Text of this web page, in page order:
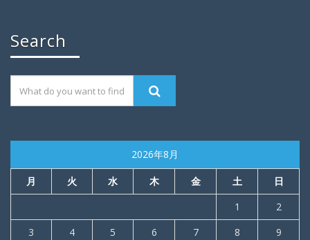
Search
2026年8月
月 火 水 木 金 土
日
1
2
3
4 5 6 7 8
9